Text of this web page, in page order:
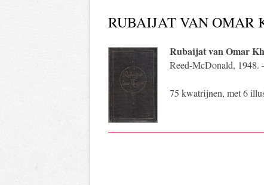
RUBAIJAT VAN OMAR
Rubaijat van Omar
Reed-McDonald, 1948.
75 kwatrijnen, met 6